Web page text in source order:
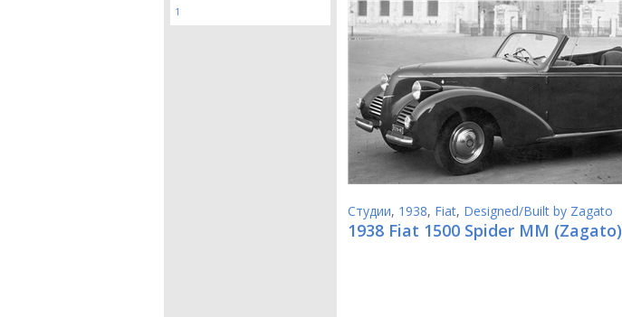
1
Студии, 1938, Fiat, Designed/Built by Zagato
1938 Fiat 1500 Spider MM (Zagato)